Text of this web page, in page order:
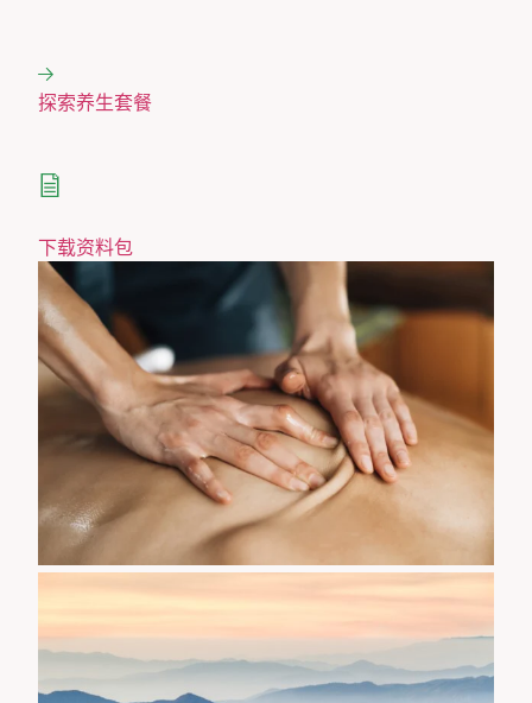
探索养生套餐
下载资料包